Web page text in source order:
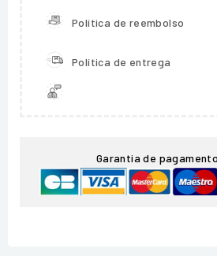
Política de reembolso
Política de entrega
Garantia de